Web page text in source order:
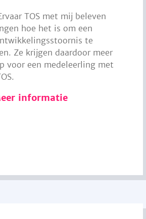
TOS met mij beleven
hoe het is om een
te
Ze krijgen daardoor meer
voor een medeleerling met
informatie